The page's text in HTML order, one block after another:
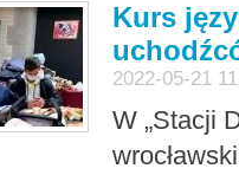
Kurs
2022-05-21
W „Stacji